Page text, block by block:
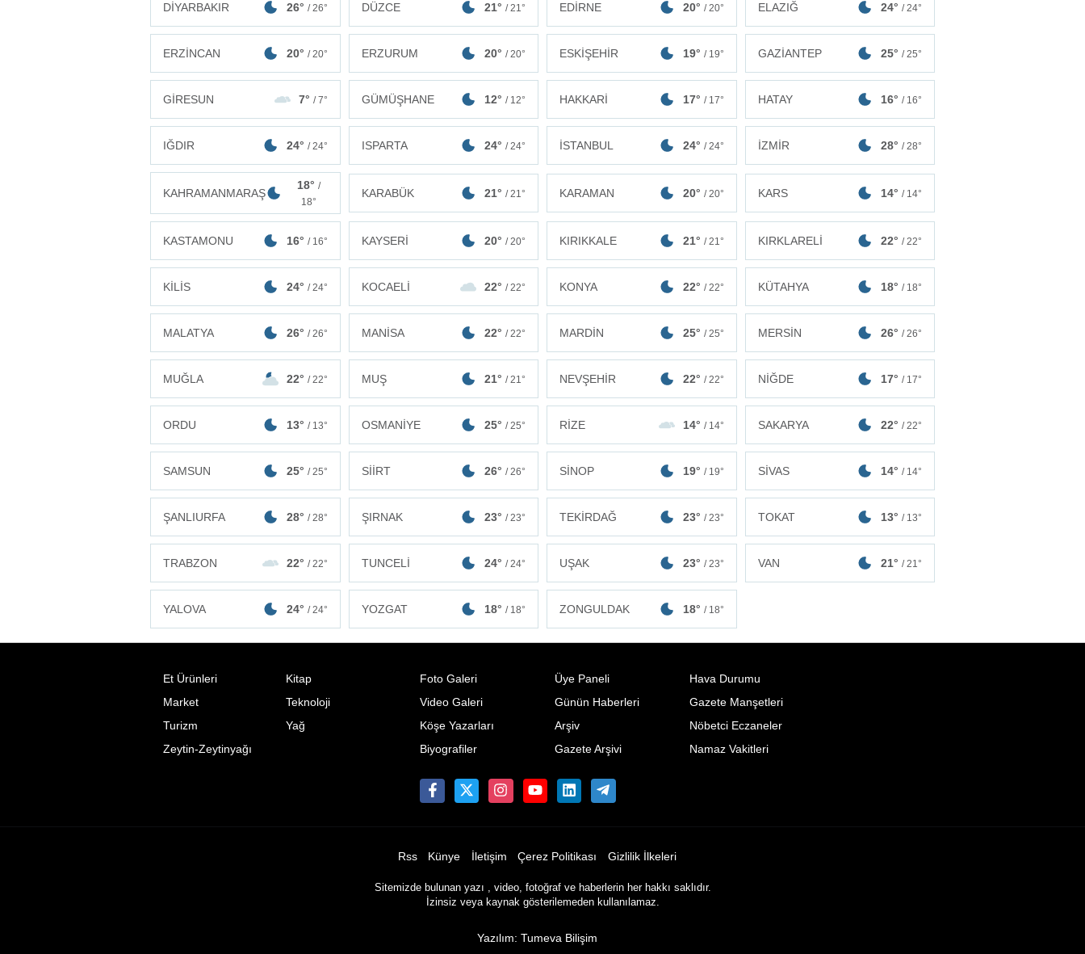
DİYARBAKIR 26° / 26° DÜZCE 21° / 21° EDİRNE 20° / 20° ELAZIĞ 24° / 24°
ERZİNCAN 20° / 20° ERZURUM 20° / 20° ESKİŞEHİR 19° / 19° GAZİANTEP 25° / 25°
GİRESUN 7° / 7° GÜMÜŞHANE 12° / 12° HAKKARİ 17° / 17° HATAY 16° / 16°
IĞDIR 24° / 24° ISPARTA 24° / 24° İSTANBUL 24° / 24° İZMİR 28° / 28°
KAHRAMANMARAŞ
18° /
18°
KARABÜK 21° / 21° KARAMAN 20° / 20° KARS 14° / 14°
KASTAMONU 16° / 16° KAYSERİ 20° / 20° KIRIKKALE 21° / 21° KIRKLARELİ 22° / 22°
KİLİS 24° / 24° KOCAELİ 22° / 22° KONYA 22° / 22° KÜTAHYA 18° / 18°
MALATYA 26° / 26° MANİSA 22° / 22° MARDİN 25° / 25° MERSİN 26° / 26°
MUĞLA 22° / 22° MUŞ 21° / 21° NEVŞEHİR 22° / 22° NİĞDE 17° / 17°
ORDU 13° / 13° OSMANİYE 25° / 25° RİZE 14° / 14° SAKARYA 22° / 22°
SAMSUN 25° / 25° SİİRT 26° / 26° SİNOP 19° / 19° SİVAS 14° / 14°
ŞANLIURFA 28° / 28° ŞIRNAK 23° / 23° TEKİRDAĞ 23° / 23° TOKAT 13° / 13°
TRABZON 22° / 22° TUNCELİ 24° / 24° UŞAK 23° / 23° VAN 21° / 21°
YALOVA 24° / 24° YOZGAT 18° / 18° ZONGULDAK 18° / 18°
Et Ürünleri
Kitap
Market
Teknoloji
Turizm
Yağ
Zeytin-Zeytinyağı
Foto Galeri
Video Galeri
Köşe Yazarları
Biyografiler
Üye Paneli
Günün Haberleri
Arşiv
Gazete Arşivi
Hava Durumu
Gazete Manşetleri
Nöbetci Eczaneler
Namaz Vakitleri
Rss Künye İletişim Çerez Politikası Gizlilik İlkeleri
Sitemizde bulunan yazı , video, fotoğraf ve haberlerin her hakkı saklıdır.
İzinsiz veya kaynak gösterilemeden kullanılamaz.
Yazılım: Tumeva Bilişim